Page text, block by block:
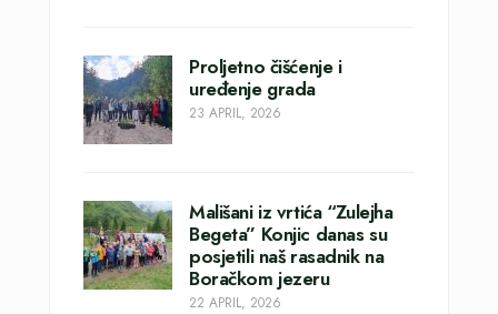
Proljetno čišćenje i
uređenje grada
23 APRIL, 2026
Mališani iz vrtića “Zulejha
Begeta” Konjic danas su
posjetili naš rasadnik na
Boračkom jezeru
22 APRIL, 2026